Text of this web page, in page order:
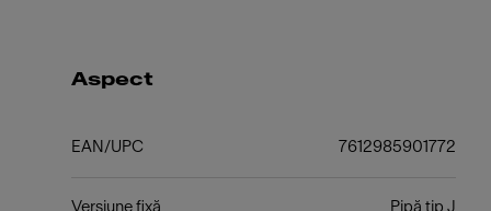
Aspect
EAN/UPC 7612985901772
Versiune fixă Pipă tip J